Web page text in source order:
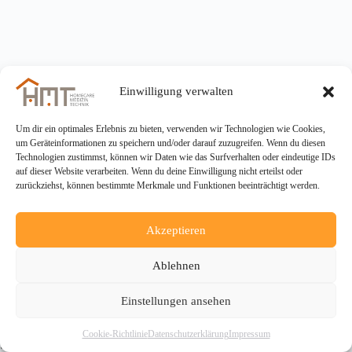
Einwilligung verwalten
Um dir ein optimales Erlebnis zu bieten, verwenden wir Technologien wie Cookies,
um Geräteinformationen zu speichern und/oder darauf zuzugreifen. Wenn du diesen
Technologien zustimmst, können wir Daten wie das Surfverhalten oder eindeutige IDs
auf dieser Website verarbeiten. Wenn du deine Einwilligung nicht erteilst oder
zurückziehst, können bestimmte Merkmale und Funktionen beeinträchtigt werden.
Akzeptieren
Ablehnen
Einstellungen ansehen
Cookie-RichtlinieDatenschutzerklärung Impressum
Copyright © 2026 - HMT Homecare-Medizin-Technik
Service GmbH